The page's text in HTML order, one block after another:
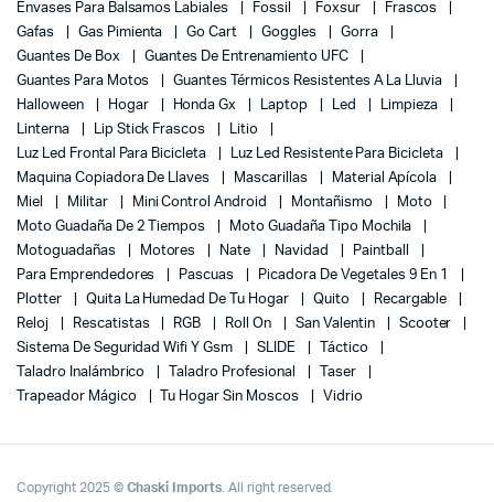
Envases Para Balsamos Labiales
Fossil Foxsur
Frascos
Gafas
Gas Pimienta Go Cart Goggles
Gorra
Guantes De Box
Guantes De Entrenamiento UFC
Guantes Para Motos
Guantes Térmicos Resistentes A La Lluvia
Halloween
Hogar Honda Gx Laptop Led
Limpieza
Linterna
Lip Stick Frascos
Litio
Luz Led Frontal Para Bicicleta
Luz Led Resistente Para Bicicleta
Maquina Copiadora De Llaves
Mascarillas
Material Apícola
Miel
Militar Mini Control Android Montañismo
Moto
Moto Guadaña De 2 Tiempos
Moto Guadaña Tipo Mochila
Motoguadañas
Motores Nate Navidad
Paintball
Para Emprendedores
Pascuas
Picadora De Vegetales 9 En 1
Plotter
Quita La Humedad De Tu Hogar Quito
Recargable
Reloj
Rescatistas RGB Roll On San Valentin
Scooter
Sistema De Seguridad Wifi Y Gsm
SLIDE
Táctico
Taladro Inalámbrico
Taladro Profesional
Taser
Trapeador Mágico
Tu Hogar Sin Moscos Vidrio
Copyright 2025 ©Chaski Imports . All right reserved.